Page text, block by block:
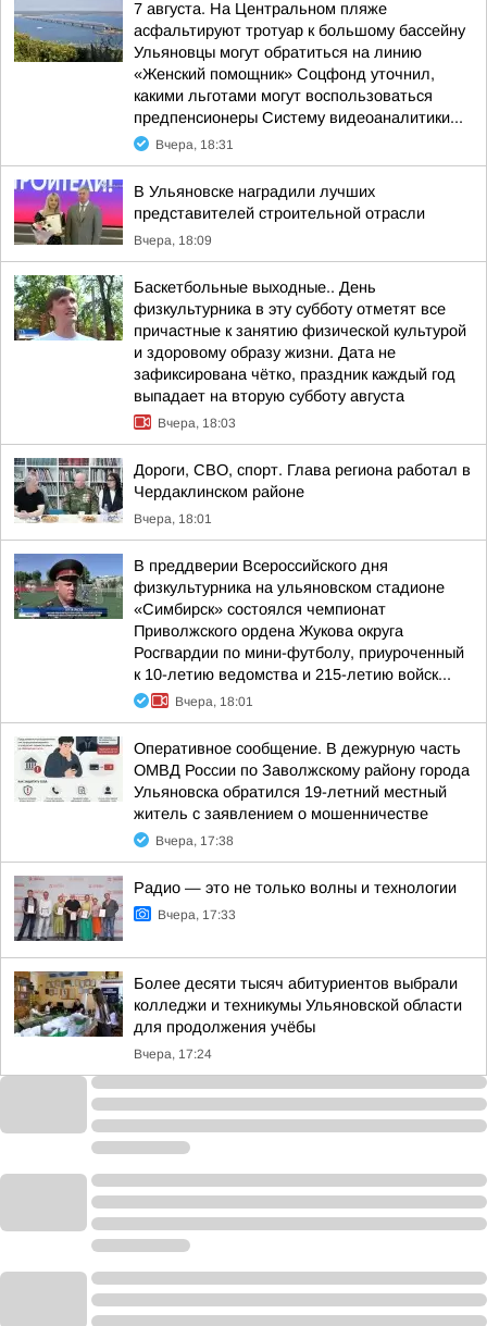
7 августа. На Центральном пляже
асфальтируют тротуар к большому бассейну
Ульяновцы могут обратиться на линию
«Женский помощник» Соцфонд уточнил,
какими льготами могут воспользоваться
предпенсионеры Систему видеоаналитики...
Вчера, 18:31
В Ульяновске наградили лучших
представителей строительной отрасли
Вчера, 18:09
Баскетбольные выходные.. День
физкультурника в эту субботу отметят все
причастные к занятию физической культурой
и здоровому образу жизни. Дата не
зафиксирована чётко, праздник каждый год
выпадает на вторую субботу августа
Вчера, 18:03
Дороги, СВО, спорт. Глава региона работал в
Чердаклинском районе
Вчера, 18:01
В преддверии Всероссийского дня
физкультурника на ульяновском стадионе
«Симбирск» состоялся чемпионат
Приволжского ордена Жукова округа
Росгвардии по мини-футболу, приуроченный
к 10-летию ведомства и 215-летию войск...
Вчера, 18:01
Оперативное сообщение. В дежурную часть
ОМВД России по Заволжскому району города
Ульяновска обратился 19-летний местный
житель с заявлением о мошенничестве
Вчера, 17:38
Радио — это не только волны и технологии
Вчера, 17:33
Более десяти тысяч абитуриентов выбрали
колледжи и техникумы Ульяновской области
для продолжения учёбы
Вчера, 17:24